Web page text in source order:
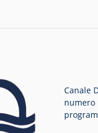
Canale
numero